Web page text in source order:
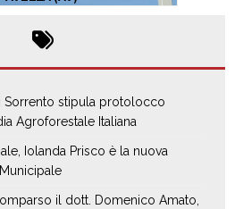
Sorrento stipula protolocco
Agroforestale Italiana
Iolanda Prisco è la nuova
il dott. Domenico Amato,